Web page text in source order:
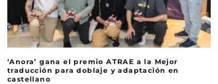
‘Anora’ gana el premio ATRAE a la Mejor
traducción para doblaje y adaptación en
castellano